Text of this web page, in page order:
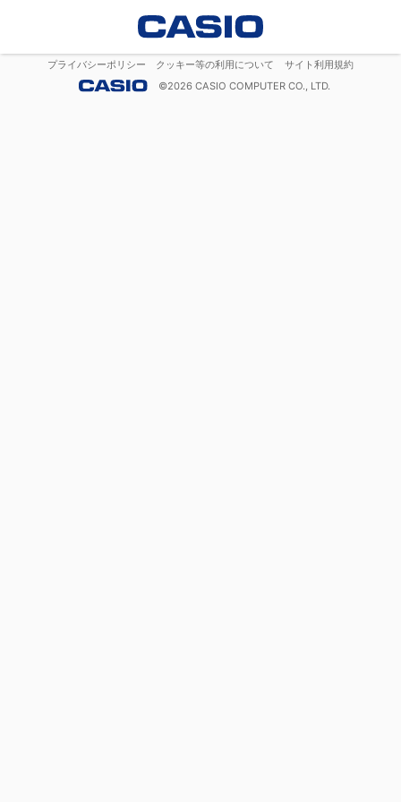
プライバシーポリシー クッキー等の利用について
サイト利用規約
©2026 CASIO COMPUTER CO., LTD.